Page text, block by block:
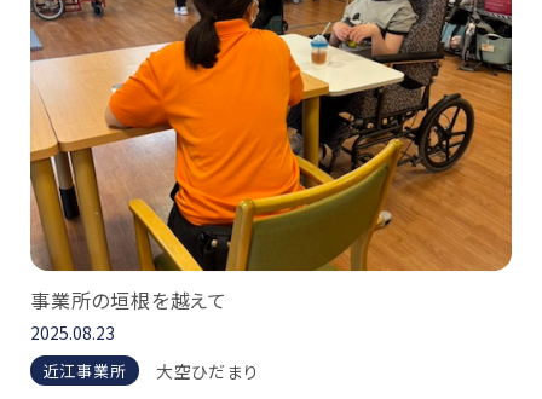
事業所の垣根を越えて
2025.08.23
近江事業所 大空ひだまり